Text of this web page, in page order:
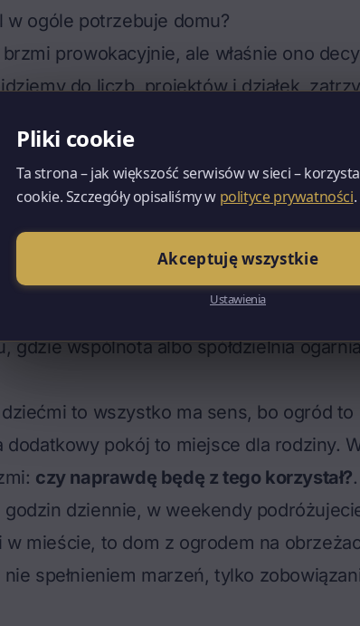
w ogóle potrzebuje domu?
prowokacyjnie, ale właśnie ono
do liczb, projektów i działek,
dom to nie tylko cztery ściany. Dom to
trzeba odśnieżać. Rynny, które trzeba
które wymagają serwisu.
wyjazdem do pracy. Drzewa, które
pomalować raz na kilka lat. Liście
To wszystko czas i pieniądze –
gdzie wspólnota albo spółdzielnia
to wszystko ma sens, bo ogród to
dodatkowy pokój to miejsce dla rodziny.
czy naprawdę będę z tego korzystał?
godzin dziennie, w weekendy
w mieście, to dom z ogrodem na
nie spełnieniem marzeń, tylko
Pliki cookie
Ta strona – jak większość serwisów w sieci –
cookie. Szczegóły opisaliśmy w polityce prywatności.
Akceptuję wszystkie
Ustawienia